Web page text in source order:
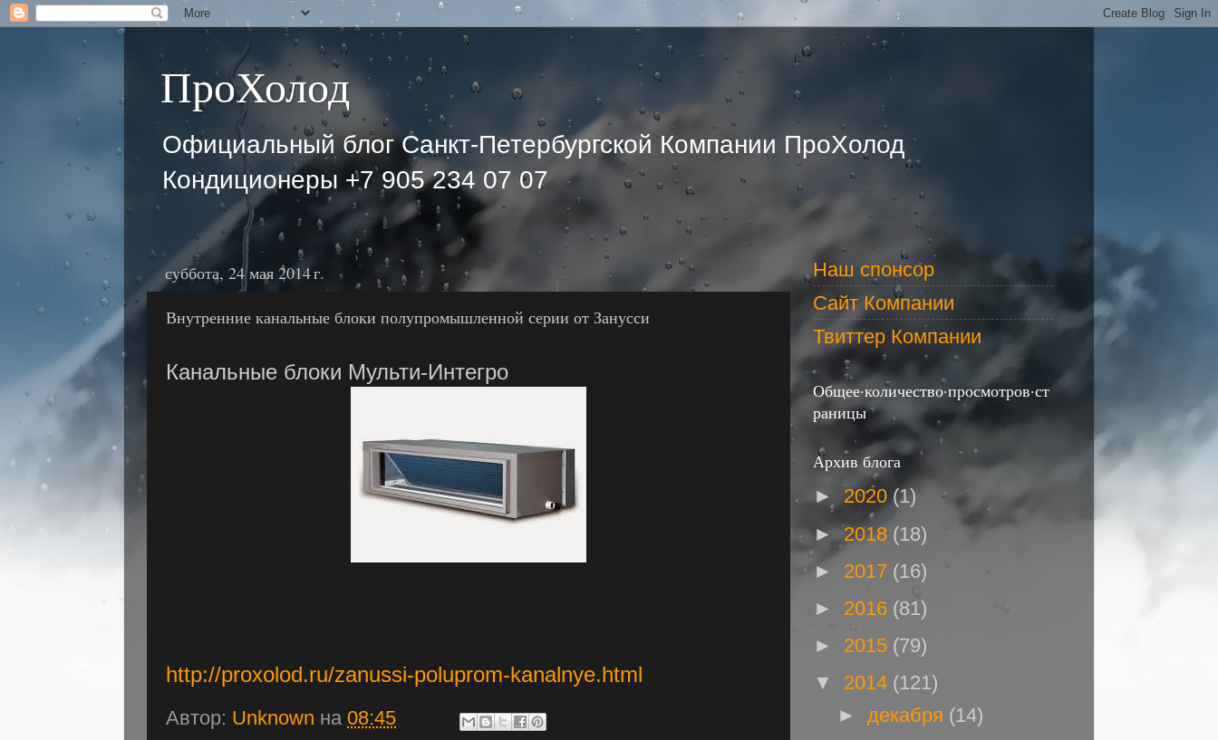
ПроХолод
Официальный блог Санкт-Петербургской Компании ПроХолод
Кондиционеры +7 905 234 07 07
суббота, 24 мая 2014 г.
Внутренние канальные блоки полупромышленной серии от Занусси
Канальные блоки Мульти-Интегро
http://proxolod.ru/zanussi-poluprom-kanalnye.html
Автор: Unknown на 08:45
Наш спонсор
Сайт Компании
Твиттер Компании
Общее·количество·просмотров·ст
раницы
Архив блога
► 2020 (1)
► 2018 (18)
► 2017 (16)
► 2016 (81)
► 2015 (79)
▼ 2014 (121)
► декабря (14)